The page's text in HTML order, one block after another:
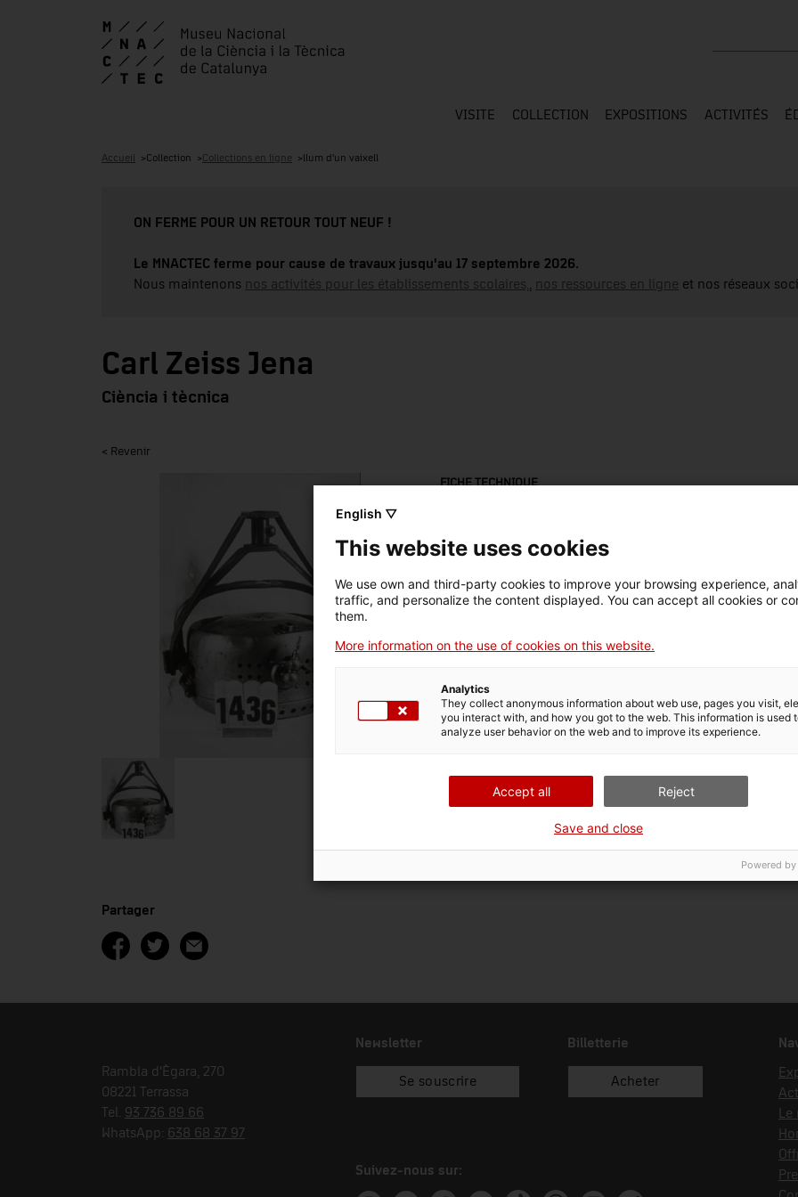
VISITE COLLECTION EXPOSITIONS ACTIVITÉS
Accueil Collection Collections en ligne llum d'un vaixell
ON FERME POUR UN RETOUR TOUT NEUF !
Le MNACTEC ferme pour cause de travaux jusqu'au 17 septembre 2026.
Nous maintenons nos activités pour les établissements scolaires, nos ressources en ligne et nos réseaux
Carl Zeiss Jena
Ciència i tècnica
< Revenir
FICHE TECHNIQUE
llum d'un vaixell
Numéro d'inventaire
1436
Datation
1920
DONNÉES DU MUSÉE
Domaine thématique
Date d’entrée
01/05/1984
Type d’entrée
compra
Partager
Rambla d'Ègara, 270
08221 Terrassa
Tel. 93 736 89 66
WhatsApp: 638 68 37 97
Newsletter
Se souscrire
Billetterie
Acheter
Suivez-nous sur:
English ▽
This website uses cookies
We use own and third-party cookies to improve your browsing experience,
traffic, and personalize the content displayed. You can accept all cookies or
them.
More information on the use of cookies on this website.
Analytics
They collect anonymous information about web use, pages you visit,
you interact with, and how you got to the web. This information is used
analyze user behavior on the web and to improve its experience.
Accept all Reject
Save and close
Powered by